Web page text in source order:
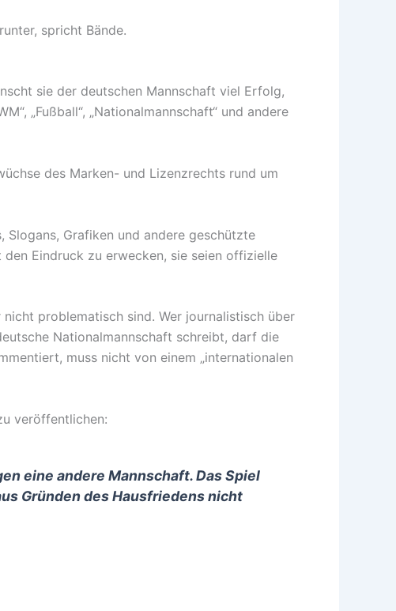
spricht Bände.
sie der deutschen Mannschaft viel Erfolg,
„Fußball“, „Nationalmannschaft“ und andere
des Marken- und Lizenzrechts rund um
Grafiken und andere geschützte
Eindruck zu erwecken, sie seien offizielle
problematisch sind. Wer journalistisch über
Nationalmannschaft schreibt, darf die
muss nicht von einem „internationalen
veröffentlichen:
eine andere Mannschaft. Das Spiel
Gründen des Hausfriedens nicht